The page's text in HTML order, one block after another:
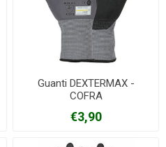
Guanti DEXTERMAX -
COFRA
€3,90